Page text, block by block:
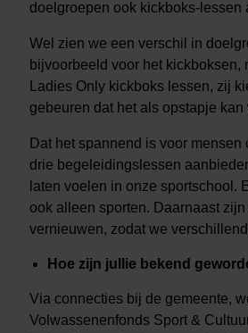
doelgroepen ook kickboks-lessen
Wel zien we een verschil in
bijvoorbeeld voor het
Ladies Only kickboks lessen, zij
gebeuren dat het als opstapje
Dat het spannend is voor
drie begeleidingslessen
laten voelen in onze sportschool.
ook alleen sporten. Daarnaast
vernieuwen, zodat we
Hoe zijn jullie bekend
Via connecties bij de gemeente,
Volwassenenfonds Sport &